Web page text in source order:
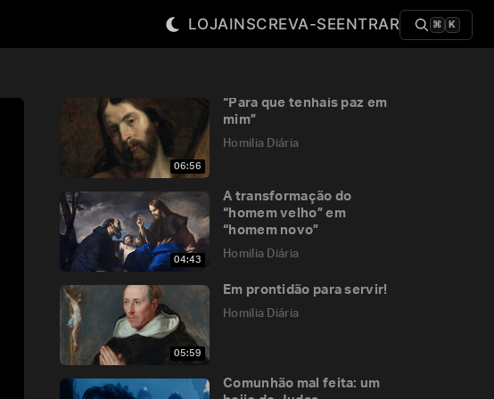
LOJAINSCREVA-SEENTRAR ⌘ K
06:56
“Para que tenhais paz em
mim”
Homilia Diária
04:43
A transformação do
“homem velho” em
“homem novo”
Homilia Diária
05:59
Em prontidão para servir!
Homilia Diária
Comunhão mal feita: um